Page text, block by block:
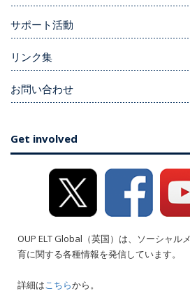
サポート活動
リンク集
お問い合わせ
Get involved
OUP ELT Global（英国）は、ソーシャル
育に関する各種情報を発信しています。
詳細はこちらから。